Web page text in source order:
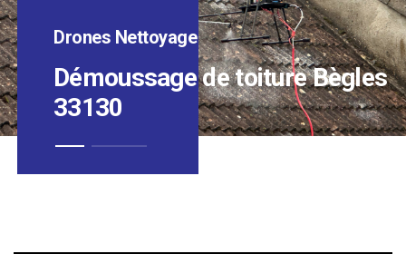
Drones Nettoyage
Démoussage de toiture Bègles
33130